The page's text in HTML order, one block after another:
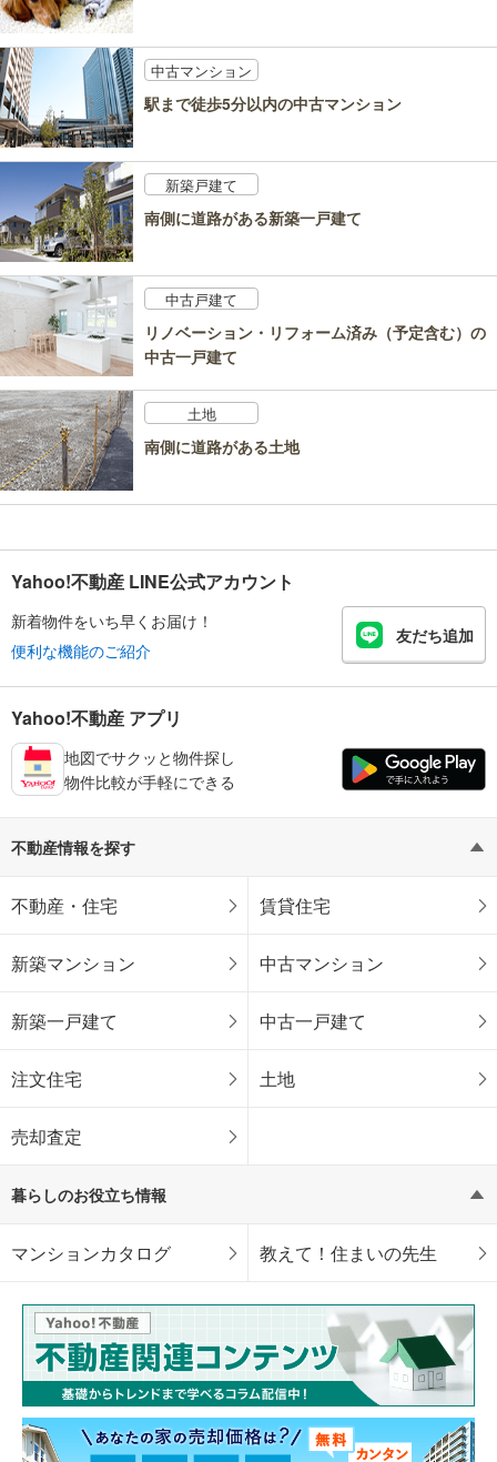
中古マンション
駅まで徒歩5分以内の中古マンション
新築戸建て
南側に道路がある新築一戸建て
中古戸建て
リノベーション・リフォーム済み（予定含む）の
中古一戸建て
土地
南側に道路がある土地
Yahoo!不動産 LINE公式アカウント
新着物件をいち早くお届け！
便利な機能のご紹介
友だち追加
Yahoo!不動産 アプリ
地図でサクッと物件探し
物件比較が手軽にできる
不動産情報を探す
不動産・住宅 賃貸住宅
新築マンション 中古マンション
新築一戸建て 中古一戸建て
注文住宅 土地
売却査定
暮らしのお役立ち情報
マンションカタログ 教えて！住まいの先生